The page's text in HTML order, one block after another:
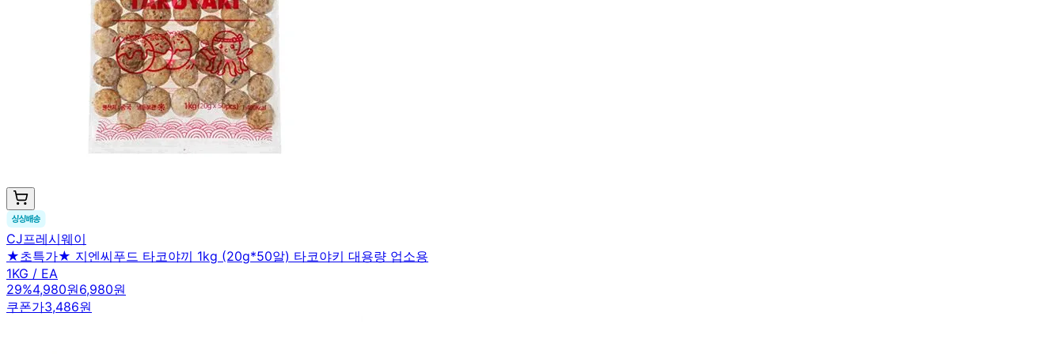
CJ프레시웨이
★초특가★ 지엔씨푸드 타코야끼 1kg (20g*50알) 타코야키 대용량 업소용
1KG / EA
29%4,980원6,980원
쿠폰가3,486원